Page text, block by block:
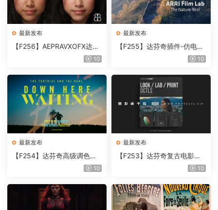
最新发布
【F256】AEPRAVXOFX达芬
奇视频人像磨皮润肤美颜插件
10
最新发布
【F255】达芬奇插件-仿电影
胶片视频调色插件 ARRI Film
10
最新发布
【F254】达芬奇高级调色插
件 Contour V2.2.2 WinMac10
最新发布
【F253】达芬奇复古电影胶
片质感DCTL节点调色预设 M
T V4.0
10